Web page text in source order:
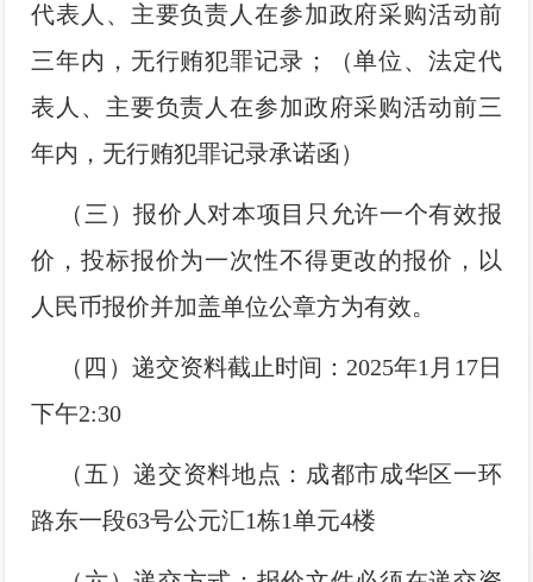
代表人、主要负责人在参加政府采购活动前
三年内，无行贿犯罪记录；（单位、法定代
表人、主要负责人在参加政府采购活动前三
年内，无行贿犯罪记录承诺函）
（三）报价人对本项目只允许一个有效报
价，投标报价为一次性不得更改的报价，以
人民币报价并加盖单位公章方为有效。
（四）递交资料截止时间：2025年1月17日
下午2:30
（五）递交资料地点：成都市成华区一环
路东一段63号公元汇1栋1单元4楼